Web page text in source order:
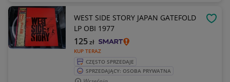
WEST SIDE STORY JAPAN GATEFOLD
LP OBI 1977
KUP TERAZ
125zł
CZĘSTO SPRZEDAJE
SPRZEDAJĄCY: OSOBA PRYWATNA